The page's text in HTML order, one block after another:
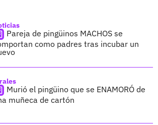
Pareja de pingüinos MACHOS se
como padres tras incubar un
Murió el pingüino que se ENAMORÓ de
muñeca de cartón